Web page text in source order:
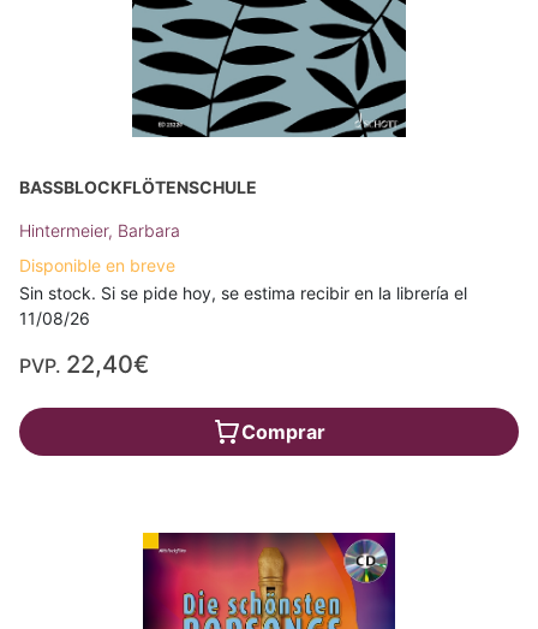
BASSBLOCKFLÖTENSCHULE
Hintermeier, Barbara
Disponible en breve
Sin stock. Si se pide hoy, se estima recibir en la librería el
11/08/26
PVP. 22,40€
Comprar